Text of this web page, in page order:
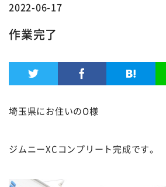
2022-06-17
作業完了
埼玉県にお住いのO様
ジムニーXCコンプリート完成です。